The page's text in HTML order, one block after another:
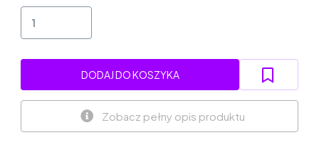
DODAJ DO KOSZYKA
Zobacz pełny opis produktu